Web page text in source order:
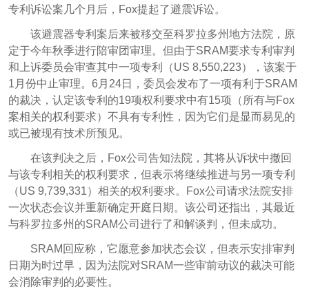
专利诉讼案几个月后，Fox提起了避震诉讼。
该避震器专利案后来被移交至科罗拉多州地方法院，原
定于今年秋季进行陪审团审理。但由于SRAM要求专利审判
和上诉委员会审查其中一项专利（US 8,550,223），该案于
1月份中止审理。6月24日，委员会发布了一项有利于SRAM
的裁决，认定该专利的19项权利要求中有15项（所有与Fox
案相关的权利要求）不具有专利性，因为它们是显而易见的
或已被现有技术所预见。
在该判决之后，Fox公司告知法院，其将从诉状中撤回
与该专利相关的权利要求，但表示将继续推进与另一项专利
（US 9,739,331）相关的权利要求。Fox公司请求法院安排
一次状态会议并重新确定开庭日期。该公司还指出，其最近
与科罗拉多州的SRAM公司进行了和解谈判，但未成功。
SRAM回应称，它愿意参加状态会议，但表示安排审判
日期为时过早，因为法院对SRAM一些审前动议的裁决可能
会消除审判的必要性。